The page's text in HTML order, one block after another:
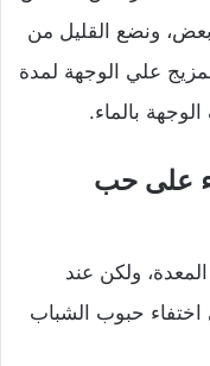
ونضع القليل من
علي الوجهة لمدة
بالماء.
على حب
ولكن عند
حبوب الشباب